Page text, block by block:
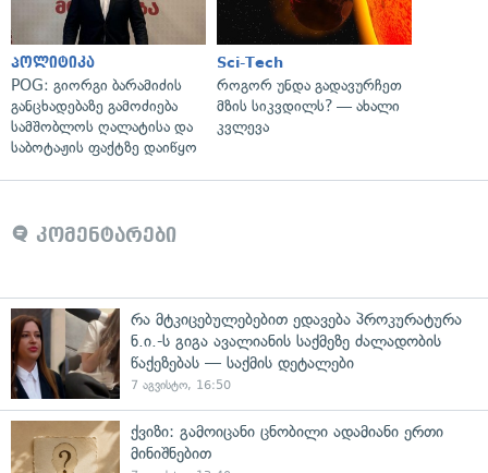
პოლიტიკა
POG: გიორგი ბარამიძის
განცხადებაზე გამოძიება
სამშობლოს ღალატისა და
საბოტაჟის ფაქტზე დაიწყო
Sci-Tech
როგორ უნდა გადავურჩეთ
მზის სიკვდილს? — ახალი
კვლევა
კომენტარები
რა მტკიცებულებებით ედავება პროკურატურა
ნ.ი.-ს გიგა ავალიანის საქმეზე ძალადობის
წაქეზებას — საქმის დეტალები
7 აგვისტო, 16:50
ქვიზი: გამოიცანი ცნობილი ადამიანი ერთი
მინიშნებით